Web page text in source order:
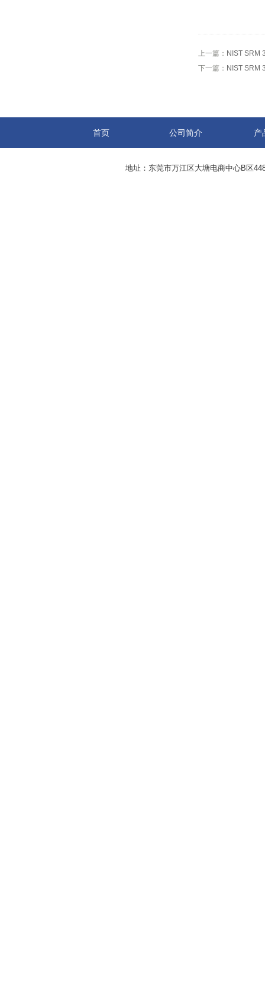
上一篇： NIST SRM
下一篇： NIST SRM
首页 公司简介 产
地址：东莞市万江区大塘电商中心B区